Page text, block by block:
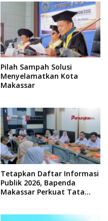
Pilah Sampah Solusi
Menyelamatkan Kota
Makassar
Tetapkan Daftar Informasi
Publik 2026, Bapenda
Makassar Perkuat Tata